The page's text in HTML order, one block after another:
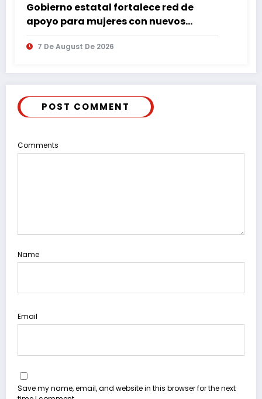
Gobierno estatal fortalece red de
apoyo para mujeres con nuevos
espacios de atención en Puebla
7 De August De 2026
POST COMMENT
Comments
Name
Email
Save my name, email, and website in this browser for the next